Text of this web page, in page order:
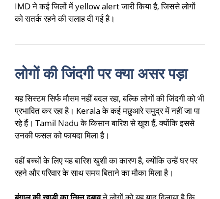
IMD ने कई जिलों में yellow alert जारी किया है, जिससे लोगों
को सतर्क रहने की सलाह दी गई है।
लोगों की जिंदगी पर क्या असर पड़ा
यह सिस्टम सिर्फ मौसम नहीं बदल रहा, बल्कि लोगों की जिंदगी को भी
प्रभावित कर रहा है। Kerala के कई मछुआरे समुद्र में नहीं जा पा
रहे हैं। Tamil Nadu के किसान बारिश से खुश हैं, क्योंकि इससे
उनकी फसल को फायदा मिला है।
वहीं बच्चों के लिए यह बारिश खुशी का कारण है, क्योंकि उन्हें घर पर
रहने और परिवार के साथ समय बिताने का मौका मिला है।